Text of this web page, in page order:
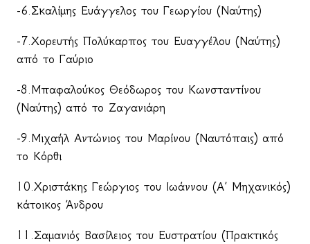
-6.Σκαλίμης Ευάγγελος του Γεωργίου (Ναύτης)
-7.Χορευτής Πολύκαρπος του Ευαγγέλου (Ναύτης)
από το Γαύριο
-8.Μπαφαλούκος Θεόδωρος του Κωνσταντίνου
(Ναύτης) από το Ζαγανιάρη
-9.Μιχαήλ Αντώνιος του Μαρίνου (Ναυτόπαις) από
το Κόρθι
10.Χριστάκης Γεώργιος του Ιωάννου (Α΄ Μηχανικός)
κάτοικος Άνδρου
11.Σαμανιός Βασίλειος του Ευστρατίου (Πρακτικός